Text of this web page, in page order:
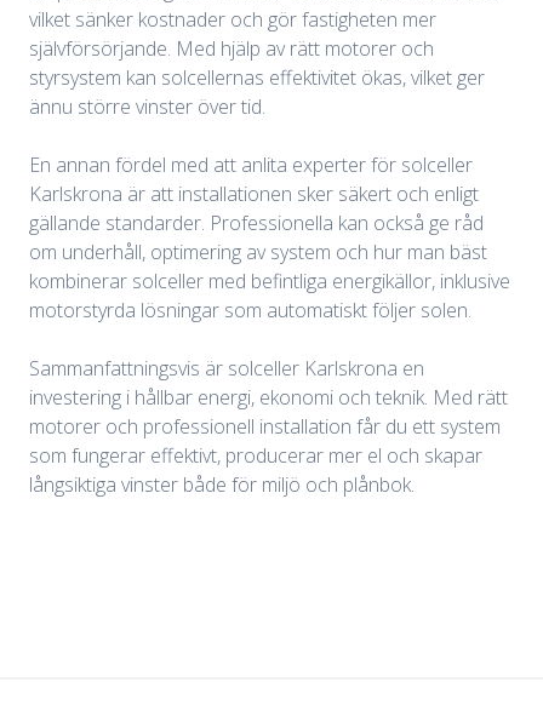
vilket sänker kostnader och gör fastigheten mer
självförsörjande. Med hjälp av rätt motorer och
styrsystem kan solcellernas effektivitet ökas, vilket ger
ännu större vinster över tid.
En annan fördel med att anlita experter för solceller
Karlskrona är att installationen sker säkert och enligt
gällande standarder. Professionella kan också ge råd
om underhåll, optimering av system och hur man bäst
kombinerar solceller med befintliga energikällor, inklusive
motorstyrda lösningar som automatiskt följer solen.
Sammanfattningsvis är solceller Karlskrona en
investering i hållbar energi, ekonomi och teknik. Med rätt
motorer och professionell installation får du ett system
som fungerar effektivt, producerar mer el och skapar
långsiktiga vinster både för miljö och plånbok.